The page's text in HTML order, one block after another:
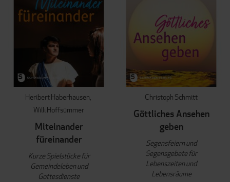
Heribert Haberhausen
Willi Hoffsümmer
Miteinander
füreinander
Kurze Spielstücke für
Gemeindeleben und
Gottesdienste
Christoph Schmitt
Göttliches Ansehen
geben
Segensfeiern und
Segensgebete für
Lebenszeiten und
Lebensräume